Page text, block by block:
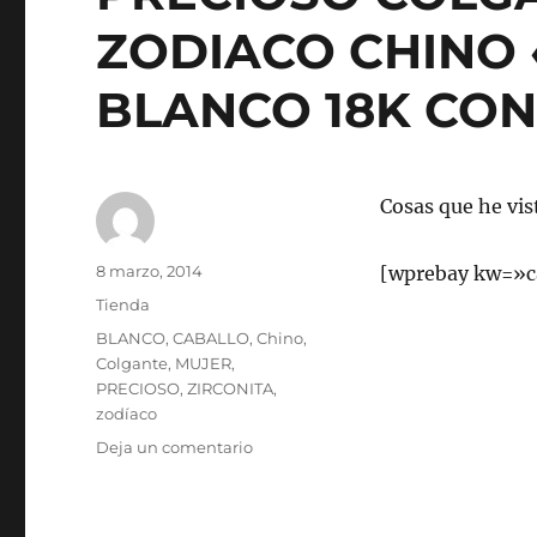
ZODIACO CHINO
BLANCO 18K
Cosas que he
[wprebay
Autor
Publicado
el
8 marzo, 2014
Categorías
Tienda
Etiquetas
BLANCO,CABALLO,Chino,
Colgante, MUJER,
PRECIOSO,ZIRCONITA,
zodíaco
Deja un comentarioen